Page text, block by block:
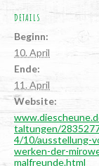
DETAILS
Beginn:
10. April
Ende:
11. April
Website:
taltungen/
4/10/ausstellung-
werken-der-
malfreunde.html